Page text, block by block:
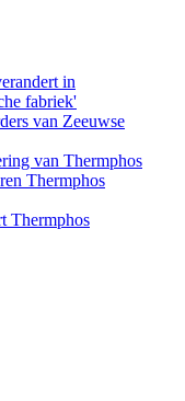
in
fabriek'
van Zeeuwse
van Thermphos
Thermphos
Thermphos